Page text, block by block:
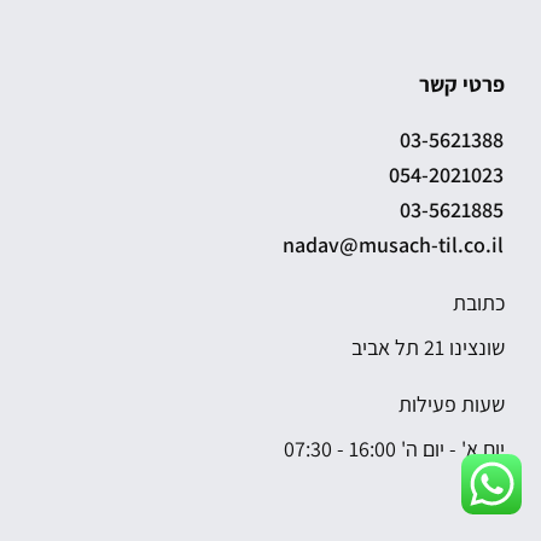
פרטי קשר
03-5621388
054-2021023
03-5621885
nadav@musach-til.co.il
כתובת
שונצינו 21 תל אביב
שעות פעילות
יום א' - יום ה' 16:00 - 07:30